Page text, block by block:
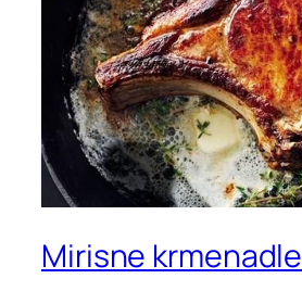
Mirisne krmenadle